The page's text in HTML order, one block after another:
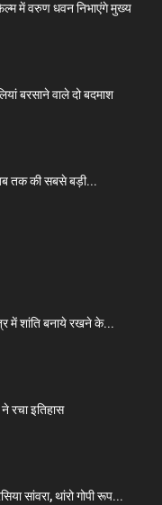
में वरुण धवन निभाएंगे मुख्य
बरसाने वाले दो बदमाश
तक की सबसे बड़ी...
में शांति बनाये रखने के...
रचा इतिहास
सांवरा, थांरो गोपी रूप...